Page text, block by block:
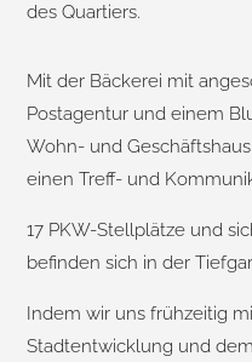
des Quartiers.
Mit der Bäckerei mit
Postagentur und einem
Wohn- und
einen Treff- und
17 PKW-Stellplätze und
befinden sich in der
Indem wir uns frühzeitig
Stadtentwicklung und